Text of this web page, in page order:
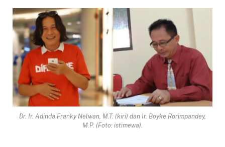
Dr. Ir. Adinda Franky Nelwan, M.T. (kiri) dan Ir. Boyke Rorimpandey,
M.P. (Foto: istimewa).